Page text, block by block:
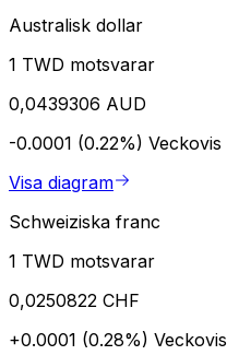
Australisk dollar
1 TWD motsvarar
0,0439306 AUD
-0.0001 (0.22%) Veckovis
Visa diagram
Schweiziska franc
1 TWD motsvarar
0,0250822 CHF
+0.0001 (0.28%) Veckovis